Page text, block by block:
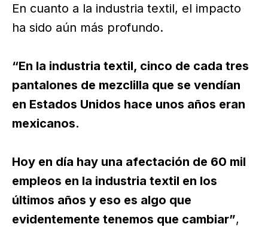
En cuanto a la industria textil, el impacto
ha sido aún más profundo.
“En la industria textil, cinco de cada tres
pantalones de mezclilla que se vendían
en Estados Unidos hace unos años eran
mexicanos.
Hoy en día hay una afectación de 60 mil
empleos en la industria textil en los
últimos años y eso es algo que
evidentemente tenemos que cambiar”,